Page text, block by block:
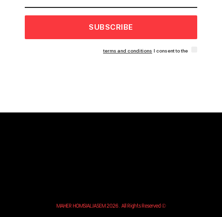
SUBSCRIBE
I consent to the
terms and conditions
© MAHER HOMSIALJASEM 2026. All Rights Reserved